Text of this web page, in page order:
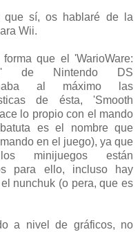
que sí, os hablaré de la
Wii.
que el 'WarioWare:
de Nintendo DS
al máximo las
de ésta, 'Smooth
lo propio con el mando
es el nombre que
en el juego), ya que
minijuegos están
para ello, incluso hay
nunchuk (o pera, que es
a nivel de gráficos, no